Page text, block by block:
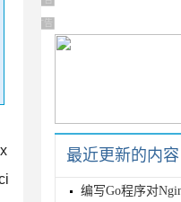
广告 商业广告，理性选择
最近更新的内容